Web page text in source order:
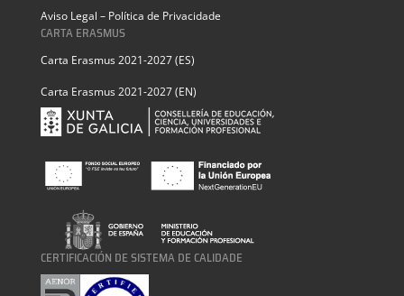
Aviso Legal – Política de Privacidade
CARTA ERASMUS
Carta Erasmus 2021-2027 (ES)
Carta Erasmus 2021-2027 (EN)
CERTIFICACIÓN DE SISTEMA DE CALIDADE